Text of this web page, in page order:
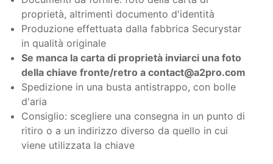
proprietà, altrimenti documento d'identità
Produzione effettuata dalla fabbrica Securystar
in qualità originale
Se manca la carta di proprietà inviarci una foto
della chiave fronte/retro a contact@a2pro.com
Spedizione in una busta antistrappo, con bolle
d'aria
Consiglio: scegliere una consegna in un punto di
ritiro o a un indirizzo diverso da quello in cui
viene utilizzata la chiave